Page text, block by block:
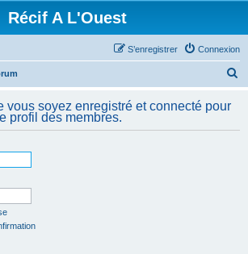
Récif A L'Ouest
Connexion
S’enregistrer
h
vous soyez enregistré et connecté pour
profil des membres.